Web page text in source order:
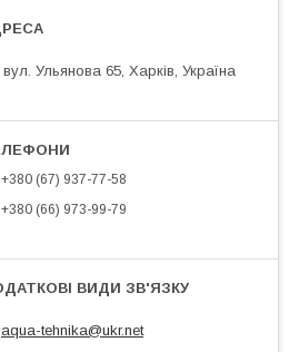
вул. Ульянова 65, Харків, Україна
+380 (67) 937-77-58
+380 (66) 973-99-79
aqua-tehnika@ukr.net